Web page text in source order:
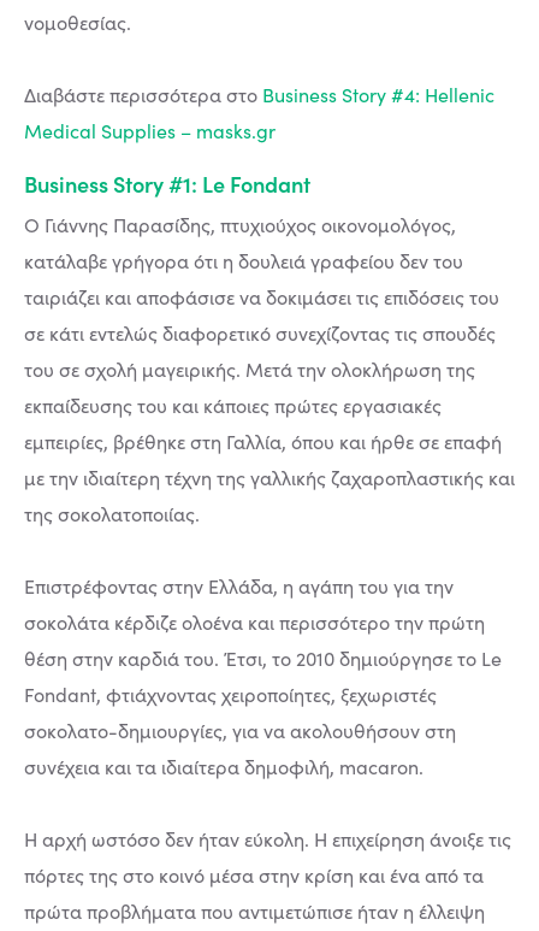
νομοθεσίας.
Διαβάστε περισσότερα στο Business Story #4: Hellenic
Medical Supplies – masks.gr
Business Story #1: Le Fondant
Ο Γιάννης Παρασίδης, πτυχιούχος οικονομολόγος,
κατάλαβε γρήγορα ότι η δουλειά γραφείου δεν του
ταιριάζει και αποφάσισε να δοκιμάσει τις επιδόσεις του
σε κάτι εντελώς διαφορετικό συνεχίζοντας τις σπουδές
του σε σχολή μαγειρικής. Μετά την ολοκλήρωση της
εκπαίδευσης του και κάποιες πρώτες εργασιακές
εμπειρίες, βρέθηκε στη Γαλλία, όπου και ήρθε σε επαφή
με την ιδιαίτερη τέχνη της γαλλικής ζαχαροπλαστικής και
της σοκολατοποιίας.
Επιστρέφοντας στην Ελλάδα, η αγάπη του για την
σοκολάτα κέρδιζε ολοένα και περισσότερο την πρώτη
θέση στην καρδιά του. Έτσι, το 2010 δημιούργησε το Le
Fondant, φτιάχνοντας χειροποίητες, ξεχωριστές
σοκολατο-δημιουργίες, για να ακολουθήσουν στη
συνέχεια και τα ιδιαίτερα δημοφιλή, macaron.
Η αρχή ωστόσο δεν ήταν εύκολη. Η επιχείρηση άνοιξε τις
πόρτες της στο κοινό μέσα στην κρίση και ένα από τα
πρώτα προβλήματα που αντιμετώπισε ήταν η έλλειψη